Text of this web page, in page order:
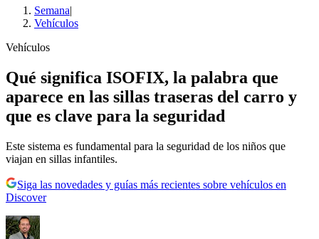
Semana|
Vehículos
Vehículos
Qué significa ISOFIX, la palabra que
aparece en las sillas traseras del carro y
que es clave para la seguridad
Este sistema es fundamental para la seguridad de los niños que
viajan en sillas infantiles.
Siga las novedades y guías más recientes sobre vehículos en
Discover